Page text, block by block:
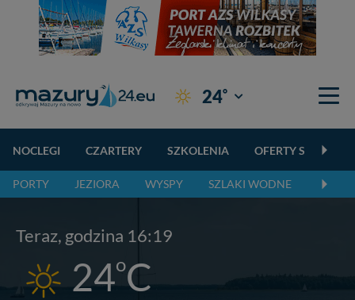
24° Giżycko
NOCLEGI CZARTERY SZKOLENIA OFERTY
PORTY JEZIORA WYSPY SZLAKI WODNE
Teraz, godzina 16:19
24oC